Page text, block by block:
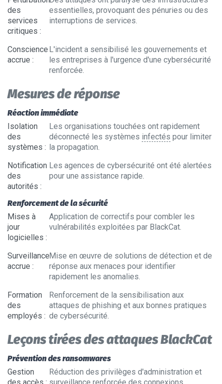
des
services
critiques :
essentielles, provoquant des pénuries ou des
interruptions de services.
Conscience
accrue :
L'incident a sensibilisé les gouvernements et
les entreprises à l'urgence d'une cybersécurité
renforcée.
Mesures de réponse
Réaction immédiate
Isolation
des
systèmes :
Les organisations touchées ont rapidement
déconnecté les systèmes infectés pour limiter
la propagation.
Notification
des
autorités :
Les agences de cybersécurité ont été alertées
pour une assistance rapide.
Renforcement de la sécurité
Mises à
jour
logicielles :
Application de correctifs pour combler les
vulnérabilités exploitées par BlackCat.
Surveillance
accrue :
Mise en œuvre de solutions de détection et de
réponse aux menaces pour identifier
rapidement les anomalies.
Formation
des
employés :
Renforcement de la sensibilisation aux
attaques de phishing et aux bonnes pratiques
de cybersécurité.
Leçons tirées des attaques BlackCat
Prévention des ransomwares
Gestion
Réduction des privilèges d'administration et